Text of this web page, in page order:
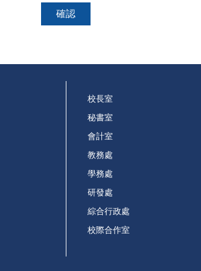
確認
校長室
秘書室
會計室
教務處
學務處
研發處
綜合行政處
校際合作室